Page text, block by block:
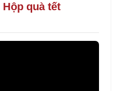
quà tết